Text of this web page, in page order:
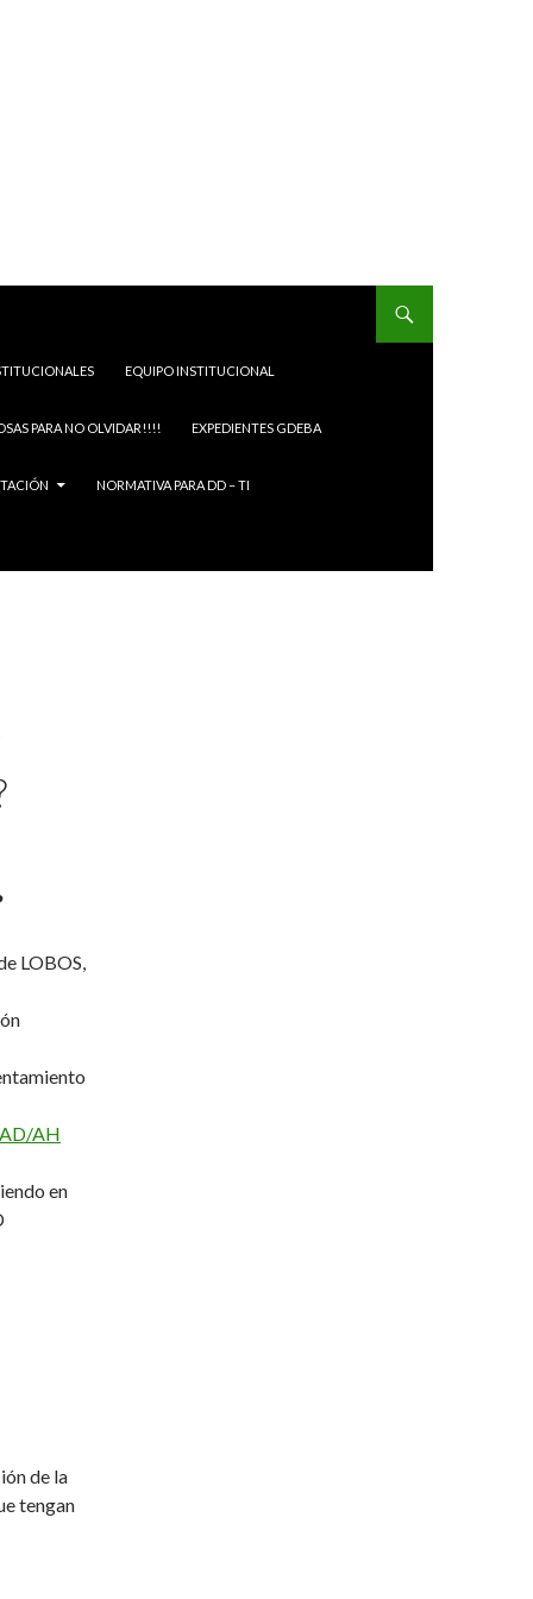
EQUIPO INSTITUCIONAL
PARA NO OLVIDAR!!!! EXPEDIENTES GDEBA
NORMATIVA PARA DD – TI
LOBOS,
AH
en
de la
tengan